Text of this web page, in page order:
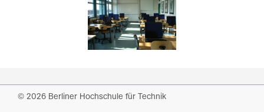
© 2026 Berliner Hochschule für Technik